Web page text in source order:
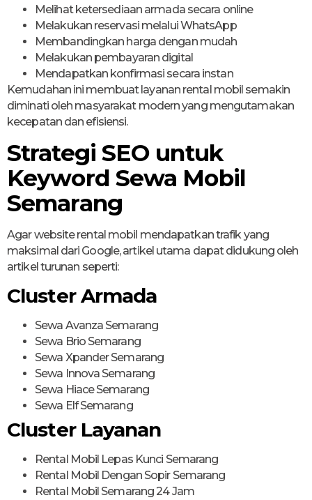
Melihat ketersediaan armada secara online
Melakukan reservasi melalui WhatsApp
Membandingkan harga dengan mudah
Melakukan pembayaran digital
Mendapatkan konfirmasi secara instan
Kemudahan ini membuat layanan rental mobil semakin
diminati oleh masyarakat modern yang mengutamakan
kecepatan dan efisiensi.
Strategi SEO untuk
Keyword Sewa Mobil
Semarang
Agar website rental mobil mendapatkan trafik yang
maksimal dari Google, artikel utama dapat didukung oleh
artikel turunan seperti:
Cluster Armada
Sewa Avanza Semarang
Sewa Brio Semarang
Sewa Xpander Semarang
Sewa Innova Semarang
Sewa Hiace Semarang
Sewa Elf Semarang
Cluster Layanan
Rental Mobil Lepas Kunci Semarang
Rental Mobil Dengan Sopir Semarang
Rental Mobil Semarang 24 Jam